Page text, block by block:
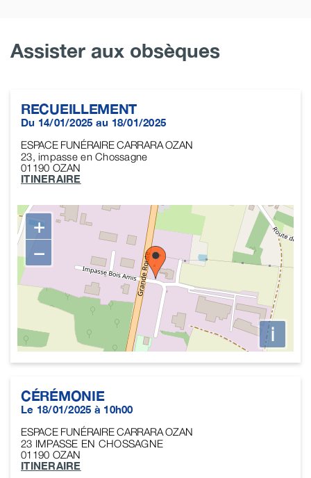
Assister aux obsèques
RECUEILLEMENT
Du 14/01/2025 au 18/01/2025
ESPACE FUNÉRAIRE CARRARA OZAN
23, impasse en Chossagne
01190 OZAN
ITINERAIRE
+
−
i
CÉRÉMONIE
Le 18/01/2025 à 10h00
ESPACE FUNÉRAIRE CARRARA OZAN
23 IMPASSE EN CHOSSAGNE
01190 OZAN
ITINERAIRE